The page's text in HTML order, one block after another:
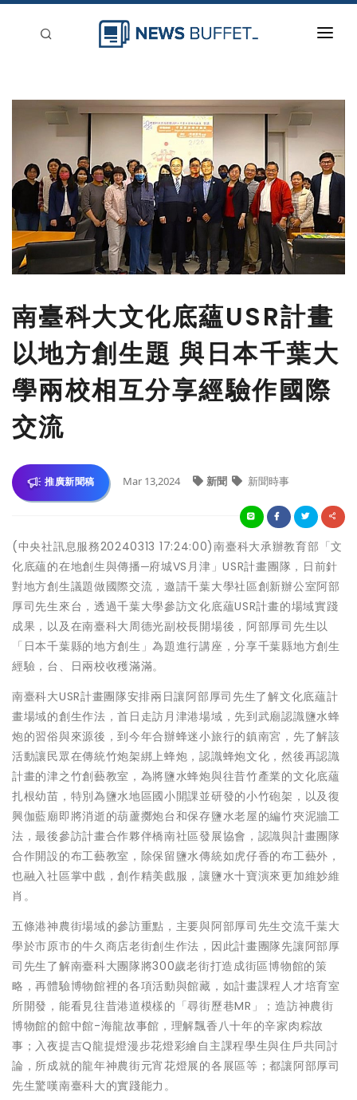
新聞稿分類
登入
刊登
南臺科大文化底蘊USR計畫
以地方創生題 與日本千葉大
學兩校相互分享經驗作國際
交流
推廣新聞稿 Mar 13,2024 新聞 新聞時事
(中央社訊息服務20240313 17:24:00)南臺科大承辦教育部「文
化底蘊的在地創生與傳播─府城VS月津」USR計畫團隊，日前針
對地方創生議題做國際交流，邀請千葉大學社區創新辦公室阿部
厚司先生來台，透過千葉大學參訪文化底蘊USR計畫的場域實踐
成果，以及在南臺科大周德光副校長開場後，阿部厚司先生以
「日本千葉縣的地方創生」為題進行講座，分享千葉縣地方創生
經驗，台、日兩校收穫滿滿。
南臺科大USR計畫團隊安排兩日讓阿部厚司先生了解文化底蘊計
畫場域的創生作法，首日走訪月津港場域，先到武廟認識鹽水蜂
炮的習俗與來源後，到今年合辦蜂迷小旅行的鎮南宮，先了解該
活動讓民眾在傳統竹炮架綁上蜂炮，認識蜂炮文化，然後再認識
計畫的津之竹創藝教室，為將鹽水蜂炮與往昔竹產業的文化底蘊
扎根幼苗，特別為鹽水地區國小開課並研發的小竹砲架，以及復
興伽藍廟即將消逝的葫蘆擲炮台和保存鹽水老屋的編竹夾泥牆工
法，最後參訪計畫合作夥伴橋南社區發展協會，認識與計畫團隊
合作開設的布工藝教室，除保留鹽水傳統如虎仔香的布工藝外，
也融入社區掌中戲，創作精美戲服，讓鹽水十寶演來更加維妙維
肖。
五條港神農街場域的參訪重點，主要與阿部厚司先生交流千葉大
學於市原市的牛久商店老街創生作法，因此計畫團隊先讓阿部厚
司先生了解南臺科大團隊將300歲老街打造成街區博物館的策
略，再體驗博物館裡的各項活動與館藏，如計畫課程人才培育室
所開發，能看見往昔港道模樣的「尋街歷巷MR」；造訪神農街
博物館的館中館-海龍故事館，理解飄香八十年的辛家肉粽故
事；入夜提吉Q龍提燈漫步花燈彩繪自主課程學生與住戶共同討
論，所成就的龍年神農街元宵花燈展的各展區等；都讓阿部厚司
先生驚嘆南臺科大的實踐能力。